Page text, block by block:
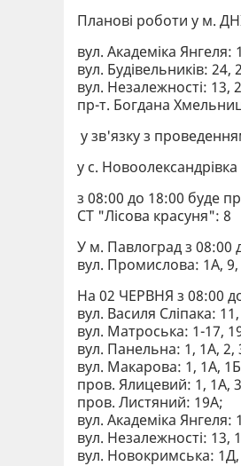
Планові роботи у м.
вул. Академіка Янгеля:
вул. Будівельників: 24,
вул. Незалежності: 13,
пр-т. Богдана
у зв'язку з
у с. Новоолександрівка
з 08:00 до 18:00 буде
СТ "Лісова красуня": 8
У м. Павлоград з 08:00
вул. Промислова: 1А, 9,
На 02 ЧЕРВНЯ з 08:00
вул. Василя Сліпака:
вул. Матроська: 1-17,
вул. Панельна: 1, 1А, 2,
вул. Макарова: 1, 1А,
пров. Ялицевий: 1, 1А,
пров. Листяний: 19А;
вул. Академіка Янгеля:
вул. Незалежності: 13,
вул. Новокримська: